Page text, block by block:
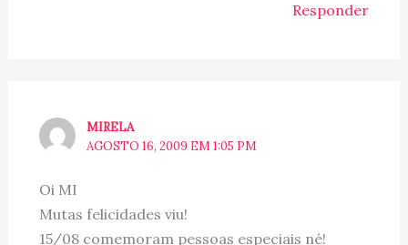
Responder
MIRELA
AGOSTO 16, 2009 EM 1:05 PM
Oi MI
Mutas felicidades viu!
15/08 comemoram pessoas especiais né!